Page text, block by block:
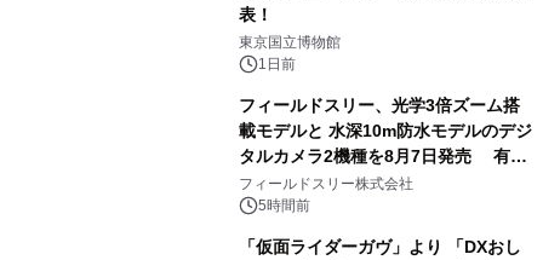
表！
東京国立博物館
1日前
フィールドスリー、光学3倍ズーム搭
載モデルと 水深10m防水モデルのデジ
タルカメラ2機種を8月7日発売 有効
約1300万画素、用途別に選べるコンデ
ジ新登場
フィールドスリー株式会社
5時間前
「仮面ライダーガヴ」より 「DXおし